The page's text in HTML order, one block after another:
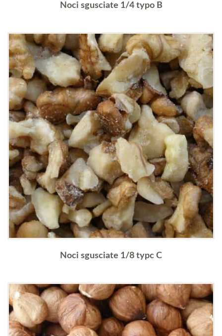
Noci sgusciate 1/4 typo B
Noci sgusciate 1/8 typc C